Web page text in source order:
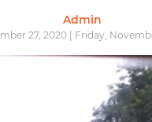
Admin
27, 2020 | Friday,